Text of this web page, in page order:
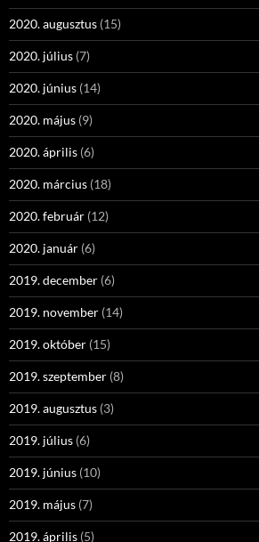
2020. augusztus (15)
2020. július (7)
2020. június (14)
2020. május (9)
2020. április (6)
2020. március (18)
2020. február (12)
2020. január (6)
2019. december (6)
2019. november (14)
2019. október (15)
2019. szeptember (8)
2019. augusztus (3)
2019. július (6)
2019. június (10)
2019. május (7)
2019. április (5)